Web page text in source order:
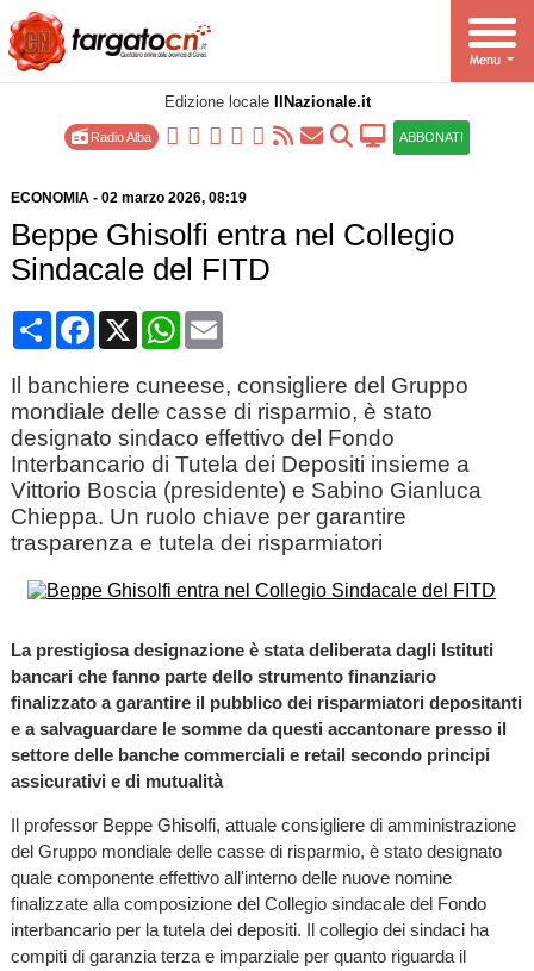
Edizione locale IlNazionale.it
Radio Alba ABBONATI
ECONOMIA- 02 marzo 2026, 08:19
Beppe Ghisolfi entra nel Collegio
Sindacale del FITD
CondividiFacebook
X WhatsApp
Email
Il banchiere cuneese, consigliere del Gruppo
mondiale delle casse di risparmio, è stato
designato sindaco effettivo del Fondo
Interbancario di Tutela dei Depositi insieme a
Vittorio Boscia (presidente) e Sabino Gianluca
Chieppa. Un ruolo chiave per garantire
trasparenza e tutela dei risparmiatori
La prestigiosa designazione è stata deliberata dagli Istituti
bancari che fanno parte dello strumento finanziario
finalizzato a garantire il pubblico dei risparmiatori depositanti
e a salvaguardare le somme da questi accantonare presso il
settore delle banche commerciali e retail secondo principi
assicurativi e di mutualità
Il professor Beppe Ghisolfi, attuale consigliere di amministrazione
del Gruppo mondiale delle casse di risparmio, è stato designato
quale componente effettivo all'interno delle nuove nomine
finalizzate alla composizione del Collegio sindacale del Fondo
interbancario per la tutela dei depositi. Il collegio dei sindaci ha
compiti di garanzia terza e imparziale per quanto riguarda il